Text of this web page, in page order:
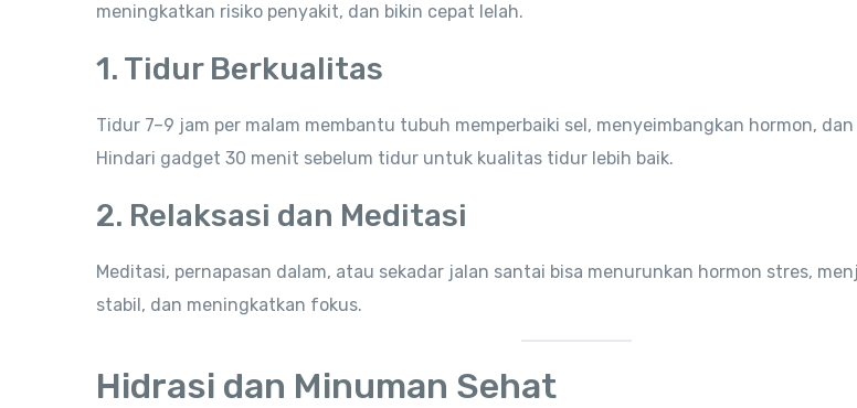
meningkatkan risiko penyakit, dan bikin cepat lelah.
1. Tidur Berkualitas
Tidur 7–9 jam per malam membantu tubuh memperbaiki sel, menyeimbangkan hormon,
Hindari gadget 30 menit sebelum tidur untuk kualitas tidur lebih baik.
2. Relaksasi dan Meditasi
Meditasi, pernapasan dalam, atau sekadar jalan santai bisa menurunkan hormon stres,
stabil, dan meningkatkan fokus.
Hidrasi dan Minuman Sehat